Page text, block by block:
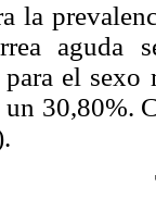
la
aguda
el
un 30,80%.